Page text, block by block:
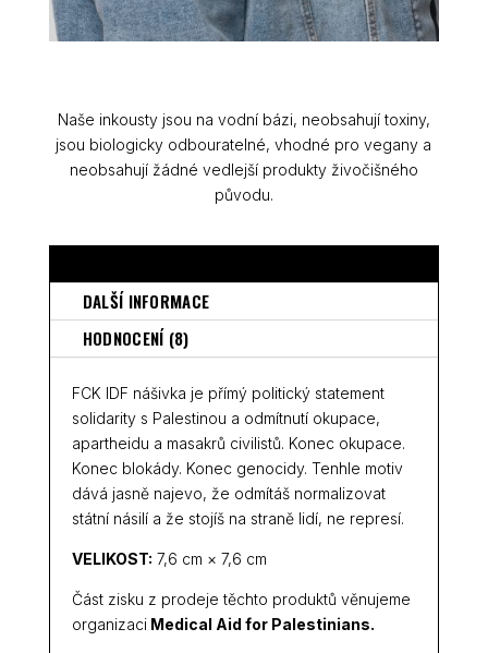
Naše inkousty jsou na vodní bázi, neobsahují toxiny,
jsou biologicky odbouratelné, vhodné pro vegany a
neobsahují žádné vedlejší produkty živočišného
původu.
DALŠÍ INFORMACE
HODNOCENÍ (8)
FCK IDF nášivka je přímý politický statement
solidarity s Palestinou a odmítnutí okupace,
apartheidu a masakrů civilistů. Konec okupace.
Konec blokády. Konec genocidy. Tenhle motiv
dává jasně najevo, že odmítáš normalizovat
státní násilí a že stojíš na straně lidí, ne represí.
VELIKOST: 7,6 cm × 7,6 cm
Část zisku z prodeje těchto produktů věnujeme
organizaci Medical Aid for Palestinians.